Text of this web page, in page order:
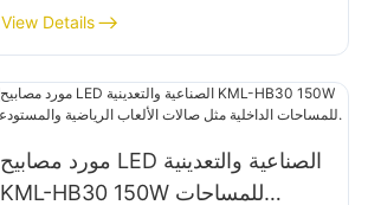
View Details
مورد مصابيح LED الصناعية والتعدينية
KML-HB30 150W للمساحات